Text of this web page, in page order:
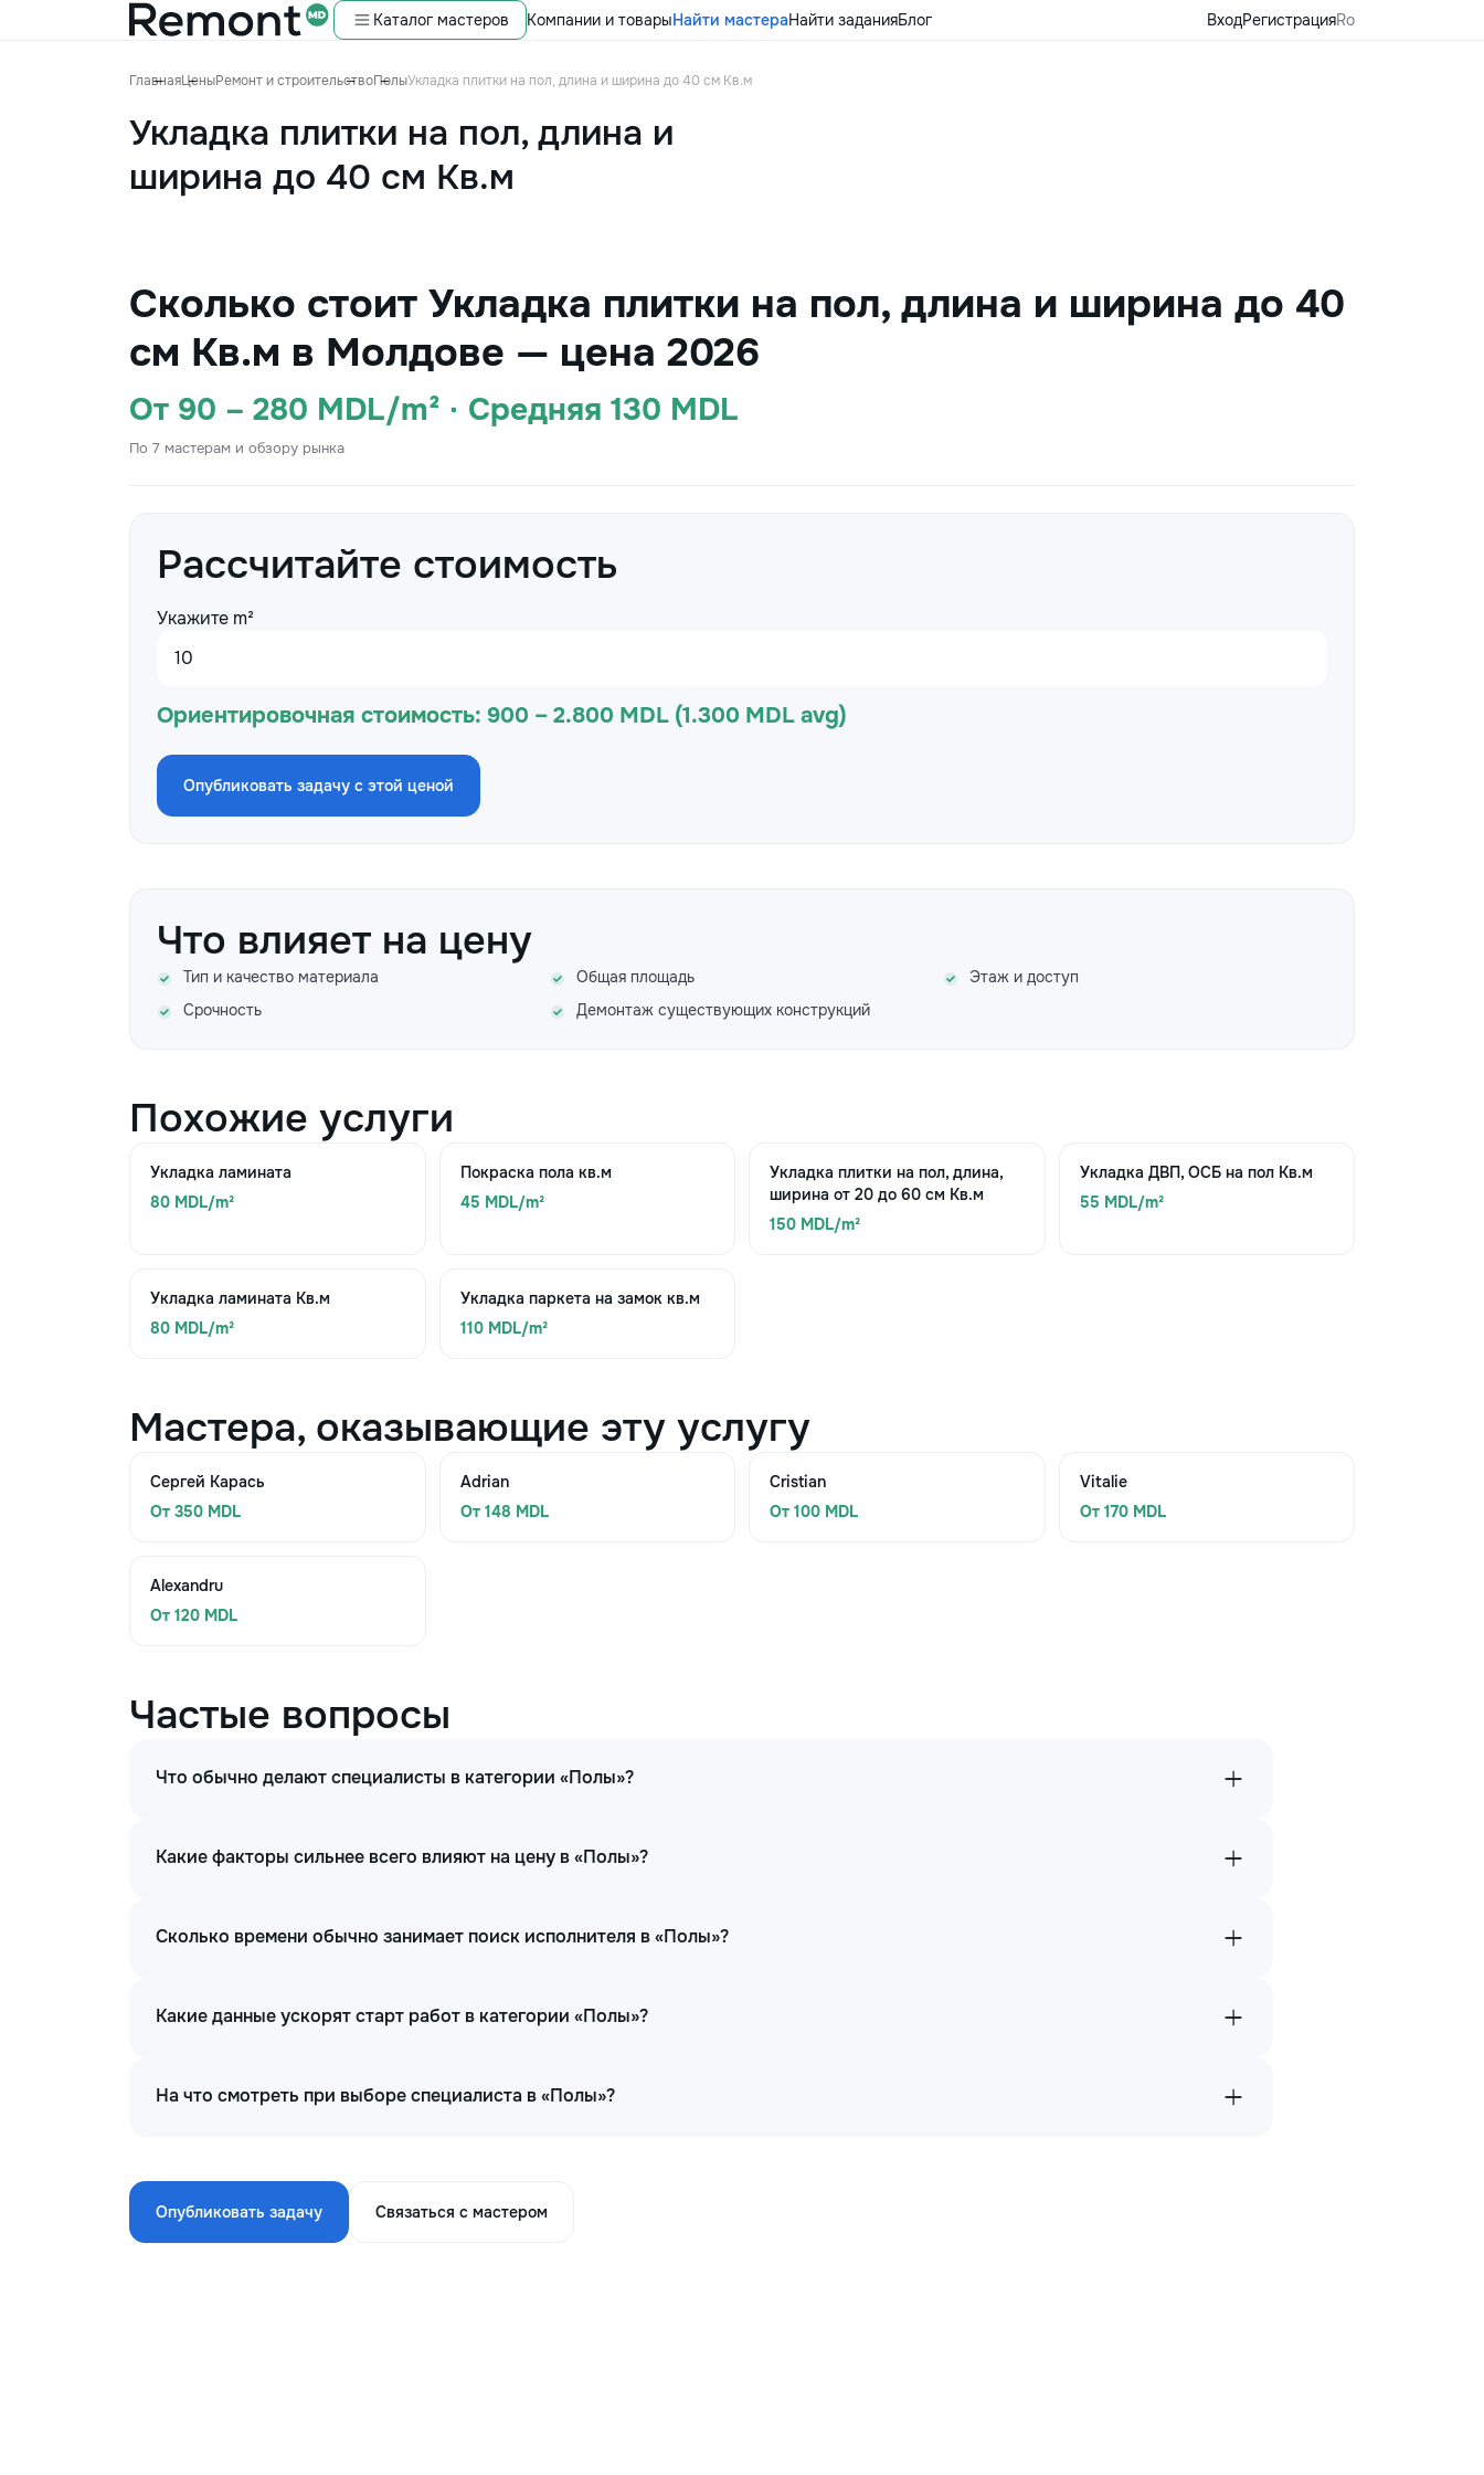
Каталог мастеров Компании и товарыНайти мастераНайти заданияБлог ВходРегистрацияRo
ГлавнаяЦеныРемонт и строительствоПолыУкладка плитки на пол, длина и ширина до 40 см Кв.м
Укладка плитки на пол, длина и
ширина до 40 см Кв.м
Сколько стоит Укладка плитки на пол, длина и ширина до 40
см Кв.м в Молдове — цена 2026
От 90 – 280 MDL/m² · Средняя 130 MDL
По 7 мастерам и обзору рынка
Рассчитайте стоимость
Укажите m²
Ориентировочная стоимость: 900 – 2.800 MDL (1.300 MDL avg)
Опубликовать задачу с этой ценой
Что влияет на цену
Тип и качество материала Общая площадь
Этаж и доступ
Срочность
Демонтаж существующих конструкций
Похожие услуги
Укладка ламината
80 MDL/m²
Покраска пола кв.м
45 MDL/m²
Укладка плитки на пол, длина,
ширина от 20 до 60 см Кв.м
150 MDL/m²
Укладка ДВП, ОСБ на пол Кв.м
55 MDL/m²
Укладка ламината Кв.м
80 MDL/m²
Укладка паркета на замок кв.м
110 MDL/m²
Мастера, оказывающие эту услугу
Сергей Карась
От 350 MDL
Adrian
От 148 MDL
Cristian
От 100 MDL
Vitalie
От 170 MDL
Alexandru
От 120 MDL
Частые вопросы
Что обычно делают специалисты в категории «Полы»?
Какие факторы сильнее всего влияют на цену в «Полы»?
Сколько времени обычно занимает поиск исполнителя в «Полы»?
Какие данные ускорят старт работ в категории «Полы»?
На что смотреть при выборе специалиста в «Полы»?
Опубликовать задачу Связаться с мастером